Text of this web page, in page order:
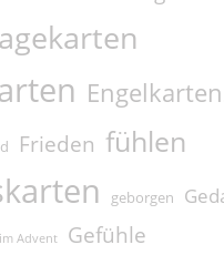
Frieden fühlen
geborgen
Advent Gefühle